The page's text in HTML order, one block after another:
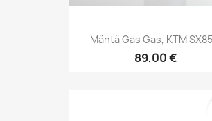
Mäntä Gas Gas, KTM
89,00 €